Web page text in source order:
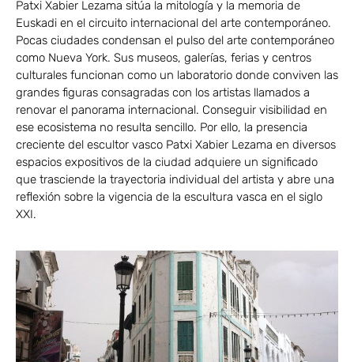
Patxi Xabier Lezama sitúa la mitología y la memoria de
Euskadi en el circuito internacional del arte contemporáneo.
Pocas ciudades condensan el pulso del arte contemporáneo
como Nueva York. Sus museos, galerías, ferias y centros
culturales funcionan como un laboratorio donde conviven las
grandes figuras consagradas con los artistas llamados a
renovar el panorama internacional. Conseguir visibilidad en
ese ecosistema no resulta sencillo. Por ello, la presencia
creciente del escultor vasco Patxi Xabier Lezama en diversos
espacios expositivos de la ciudad adquiere un significado
que trasciende la trayectoria individual del artista y abre una
reflexión sobre la vigencia de la escultura vasca en el siglo
XXI.